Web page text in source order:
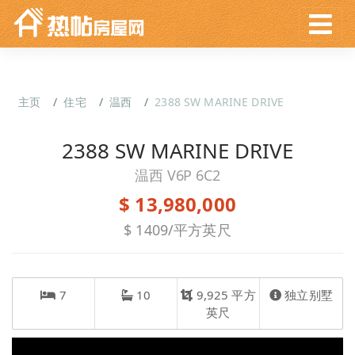
主页 住宅 温西 2388 SW MARINE DRIVE
2388 SW MARINE DRIVE
温西 V6P 6C2
$ 13,980,000
$ 1409/平方英尺
7 10
9,925 平方
英尺
独立别墅